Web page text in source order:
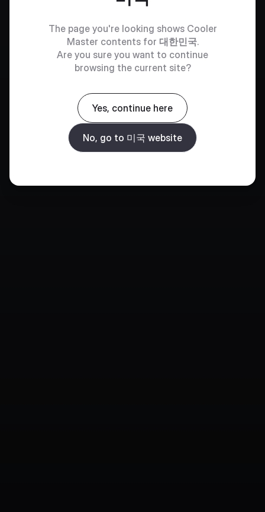
The page you're looking shows Cooler
Master contents for 대한민국.
Are you sure you want to continue
browsing the current site?
Yes, continue here
No, go to 미국 website